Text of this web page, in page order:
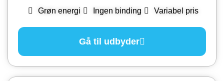
Grøn energi Ingen binding Variabel pris
Gå til udbyder